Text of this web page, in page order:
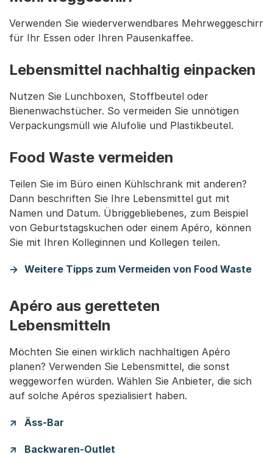
Verwenden Sie wiederverwendbares Mehrweggeschirr
für Ihr Essen oder Ihren Pausenkaffee.
Lebensmittel nachhaltig einpacken
Nutzen Sie Lunchboxen, Stoffbeutel oder
Bienenwachstücher. So vermeiden Sie unnötigen
Verpackungsmüll wie Alufolie und Plastikbeutel.
Food Waste vermeiden
Teilen Sie im Büro einen Kühlschrank mit anderen?
Dann beschriften Sie Ihre Lebensmittel gut mit
Namen und Datum. Übriggebliebenes, zum Beispiel
von Geburtstagskuchen oder einem Apéro, können
Sie mit Ihren Kolleginnen und Kollegen teilen.
Weitere Tipps zum Vermeiden von Food Waste
Apéro aus geretteten
Lebensmitteln
Möchten Sie einen wirklich nachhaltigen Apéro
planen? Verwenden Sie Lebensmittel, die sonst
weggeworfen würden. Wählen Sie Anbieter, die sich
auf solche Apéros spezialisiert haben.
Äss-Bar
Backwaren-Outlet